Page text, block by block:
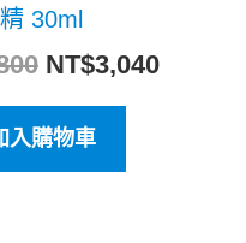
精 30ml
NT$3,040
入購物車